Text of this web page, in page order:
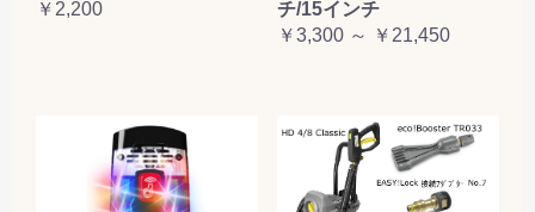
￥2,200
チ/15インチ
￥3,300 ～ ￥21,450